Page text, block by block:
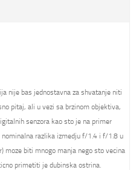
nije bas jednostavna za shvatanje niti
pitaj, ali u vezi sa brzinom objektiva,
senzora kao sto je na primer
razlika izmedju f/1.4 i f/1.8 u
moze biti mnogo manja nego sto vecina
primetiti je dubinska ostrina.